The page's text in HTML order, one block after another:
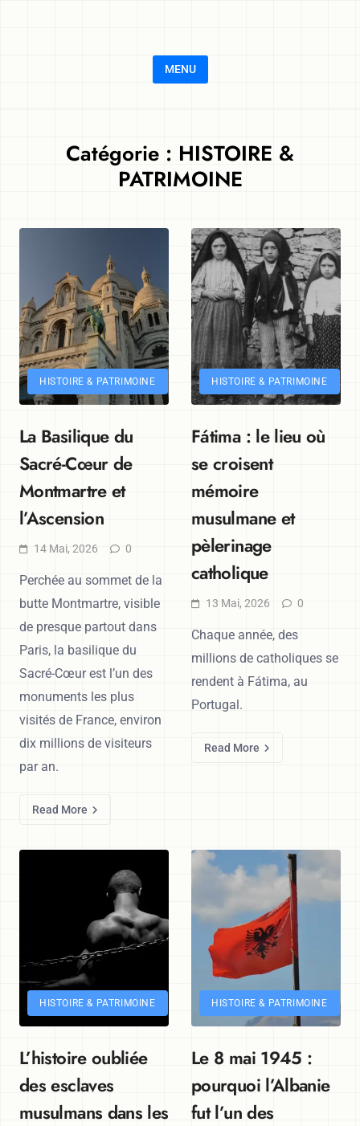
MENU
Catégorie : HISTOIRE &
PATRIMOINE
HISTOIRE & PATRIMOINE
La Basilique du
Sacré-Cœur de
Montmartre et
l’Ascension
14 Mai, 2026 0
Perchée au sommet de la
butte Montmartre, visible
de presque partout dans
Paris, la basilique du
Sacré-Cœur est l’un des
monuments les plus
visités de France, environ
dix millions de visiteurs
par an.
Read More
HISTOIRE & PATRIMOINE
Fátima : le lieu où
se croisent
mémoire
musulmane et
pèlerinage
catholique
13 Mai, 2026 0
Chaque année, des
millions de catholiques se
rendent à Fátima, au
Portugal.
Read More
HISTOIRE & PATRIMOINE
L’histoire oubliée
des esclaves
musulmans dans les
HISTOIRE & PATRIMOINE
Le 8 mai 1945 :
pourquoi l’Albanie
fut l’un des